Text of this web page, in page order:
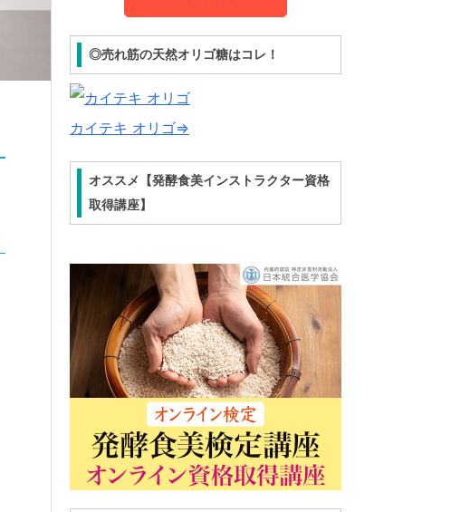
◎売れ筋の天然オリゴ糖はコレ！
カイテキ オリゴ⇒
オススメ【発酵食美インストラクター資格
取得講座】